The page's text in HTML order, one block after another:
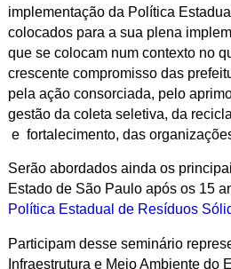
implementação da Política
colocados para a sua plena
que se colocam num contexto no
crescente compromisso das
pela ação consorciada, pelo
gestão da coleta seletiva, da
e fortalecimento, das
Serão abordados ainda os
Estado de São Paulo após os 15
Política Estadual de Resíduos
Participam desse seminário
Infraestrutura e Meio Ambiente do